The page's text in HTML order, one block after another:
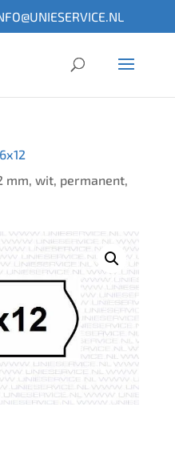
mm, wit, permanent,